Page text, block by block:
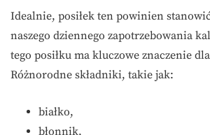
Idealnie, posiłek ten powinien stanowić
naszego dziennego zapotrzebowania
tego posiłku ma kluczowe znaczenie
Różnorodne składniki, takie jak:
białko,
błonnik,